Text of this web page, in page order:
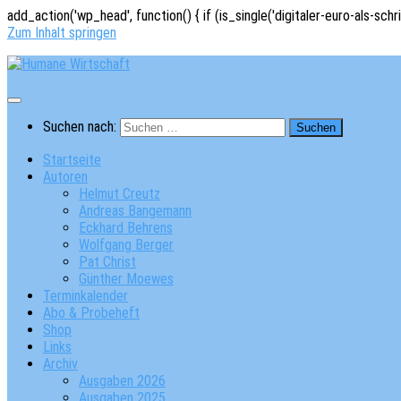
add_action('wp_head', function() { if (is_single('digitaler-euro-als-
Zum Inhalt springen
Suchen nach:
Startseite
Autoren
Helmut Creutz
Andreas Bangemann
Eckhard Behrens
Wolfgang Berger
Pat Christ
Günther Moewes
Terminkalender
Abo & Probeheft
Shop
Links
Archiv
Ausgaben 2026